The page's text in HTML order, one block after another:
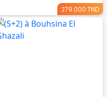
279.000 TND